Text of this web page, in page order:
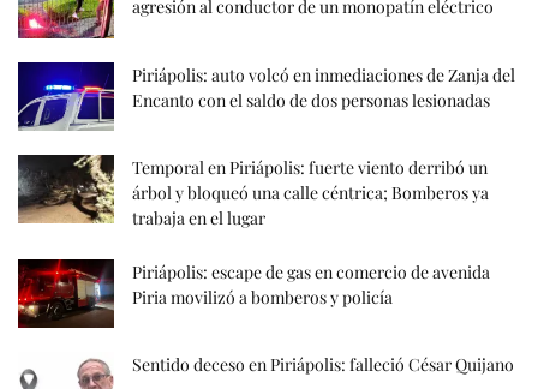
agresión al conductor de un monopatín eléctrico
Piriápolis: auto volcó en inmediaciones de Zanja del
Encanto con el saldo de dos personas lesionadas
Temporal en Piriápolis: fuerte viento derribó un
árbol y bloqueó una calle céntrica; Bomberos ya
trabaja en el lugar
Piriápolis: escape de gas en comercio de avenida
Piria movilizó a bomberos y policía
Sentido deceso en Piriápolis: falleció César Quijano